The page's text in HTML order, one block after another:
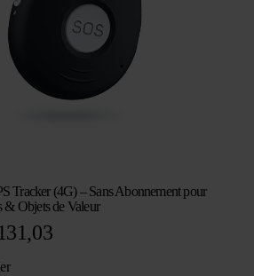
Tracker (4G) – Sans Abonnement pour
& Objets de Valeur
Le